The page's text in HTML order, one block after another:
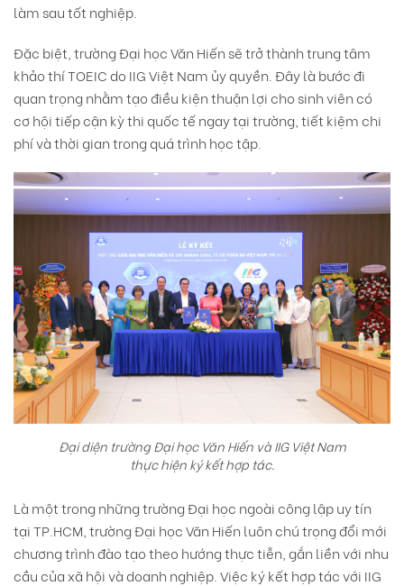
làm sau tốt nghiệp.
Đặc biệt, trường Đại học Văn Hiến sẽ trở thành trung tâm
khảo thí TOEIC do IIG Việt Nam ủy quyền. Đây là bước đi
quan trọng nhằm tạo điều kiện thuận lợi cho sinh viên có
cơ hội tiếp cận kỳ thi quốc tế ngay tại trường, tiết kiệm chi
phí và thời gian trong quá trình học tập.
Đại diện trường Đại học Văn Hiến và IIG Việt Nam
thực hiện ký kết hợp tác.
Là một trong những trường Đại học ngoài công lập uy tín
tại TP.HCM, trường Đại học Văn Hiến luôn chú trọng đổi mới
chương trình đào tạo theo hướng thực tiễn, gắn liền với nhu
cầu của xã hội và doanh nghiệp. Việc ký kết hợp tác với IIG